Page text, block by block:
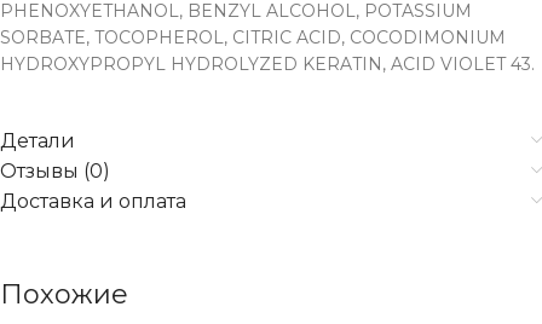
PHENOXYETHANOL, BENZYL ALCOHOL, POTASSIUM
SORBATE, TOCOPHEROL, CITRIC ACID, COCODIMONIUM
HYDROXYPROPYL HYDROLYZED KERATIN, ACID VIOLET 43.
Детали
Отзывы (0)
Доставка и оплата
Похожие